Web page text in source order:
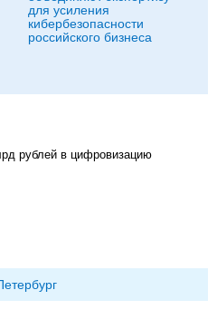
для усиления
кибербезопасности
российского бизнеса
рублей в цифровизацию